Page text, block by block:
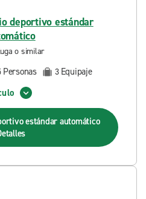
deportivo estándar
o similar
Personas 3 Equipaje
estándar automático